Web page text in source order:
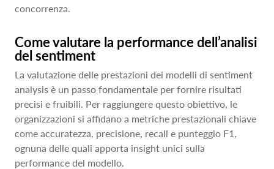
concorrenza.
Come valutare la performance dell’analisi
del sentiment
La valutazione delle prestazioni dei modelli di sentiment
analysis è un passo fondamentale per fornire risultati
precisi e fruibili. Per raggiungere questo obiettivo, le
organizzazioni si affidano a metriche prestazionali chiave
come accuratezza, precisione, recall e punteggio F1,
ognuna delle quali apporta insight unici sulla
performance del modello.